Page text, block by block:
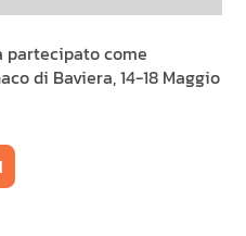
partecipato come
di Baviera, 14-18 Maggio